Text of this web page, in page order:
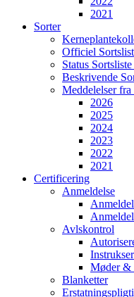
2021
Sorter
Officiel
Status
Beskrivende
Meddelelser
2026
2025
2024
2023
2022
2021
Certificering
Anmeldelse
Avlskontrol
Instrukser
Møder &
Blanketter